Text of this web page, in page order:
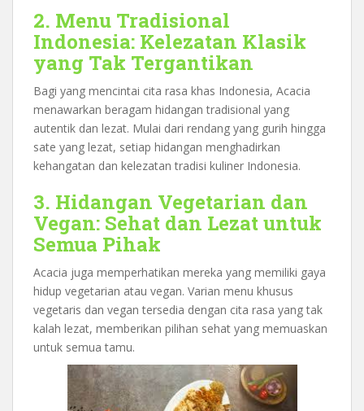
2. Menu Tradisional
Indonesia: Kelezatan Klasik
yang Tak Tergantikan
Bagi yang mencintai cita rasa khas Indonesia, Acacia
menawarkan beragam hidangan tradisional yang
autentik dan lezat. Mulai dari rendang yang gurih hingga
sate yang lezat, setiap hidangan menghadirkan
kehangatan dan kelezatan tradisi kuliner Indonesia.
3. Hidangan Vegetarian dan
Vegan: Sehat dan Lezat untuk
Semua Pihak
Acacia juga memperhatikan mereka yang memiliki gaya
hidup vegetarian atau vegan. Varian menu khusus
vegetaris dan vegan tersedia dengan cita rasa yang tak
kalah lezat, memberikan pilihan sehat yang memuaskan
untuk semua tamu.